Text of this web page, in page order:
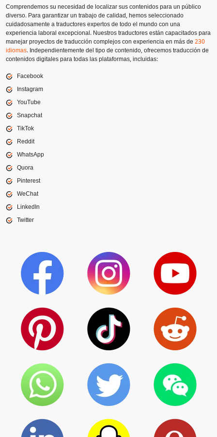
Comprendemos su necesidad de localizar sus contenidos para un público
diverso. Para garantizar un trabajo de calidad, hemos seleccionado
cuidadosamente a traductores expertos de todo el mundo con una
experiencia laboral excepcional. Nuestros traductores están capacitados para
manejar proyectos de traducción complejos con experiencia en más de230
idiomas. Independientemente del tipo de contenido, ofrecemos traducción de
contenidos digitales para todas las plataformas, incluidas:
Facebook
Instagram
YouTube
Snapchat
TikTok
Reddit
WhatsApp
Quora
Pinterest
WeChat
LinkedIn
Twitter